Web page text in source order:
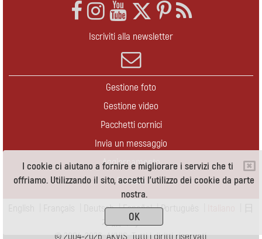
I cookie ci aiutano a fornire e migliorare i servizi che ti
offriamo. Utilizzando il sito, accetti l'utilizzo dei cookie da parte
nostra.
OK
Iscriviti alla newsletter
Gestione foto
Gestione video
Pacchetti cornici
Invia un messaggio
Aggiornamento
Contatti
Deutsch|Español|Português
本語|Pусский